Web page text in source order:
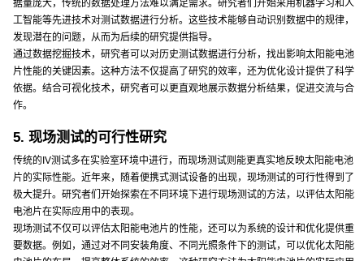
据量庞大，传统的数据处理方法难以满足需求。研究者们开始采用机器学习和人
工智能等先进技术对测试数据进行分析。这些技术能够自动识别数据中的规律，
发现潜在的问题，从而为后续的研究提供指导。
通过数据挖掘技术，研究者可以对历史测试数据进行分析，找出影响太阳能电池
片性能的关键因素。这种方法不仅提高了研究的效率，还为优化设计提供了科学
依据。结合可视化技术，研究者可以更直观地展示数据分析结果，促进交流与合
作。
5. 现场测试的可行性研究
传统的IV测试多在实验室环境中进行，而现场测试则能更真实地反映太阳能电池
片的实际性能。近年来，随着便携式测试设备的出现，现场测试的可行性得到了
极大提升。研究者们开始探索在不同环境下进行现场测试的方法，以评估太阳能
电池片在实际应用中的表现。
现场测试不仅可以评估太阳能电池片的性能，还可以为系统的设计和优化提供重
要数据。例如，通过对不同安装角度、不同光照条件下的测试，可以优化太阳能